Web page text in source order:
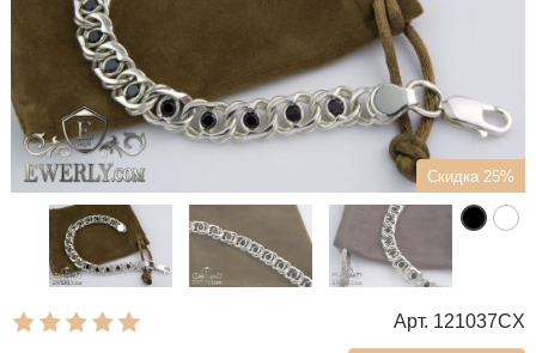
Скидка 25%
Арт. 121037CX